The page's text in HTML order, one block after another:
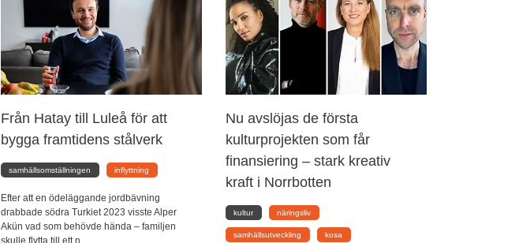
Från Hatay till Luleå för att
bygga framtidens stålverk
samhällsomställningen inflyttning
Efter att en ödeläggande jordbävning
drabbade södra Turkiet 2023 visste Alper
Akün vad som behövde hända – familjen
skulle flytta till ett n...
Nu avslöjas de första
kulturprojekten som får
finansiering – stark kreativ
kraft i Norrbotten
kultur näringsliv
samhällsutveckling kosa